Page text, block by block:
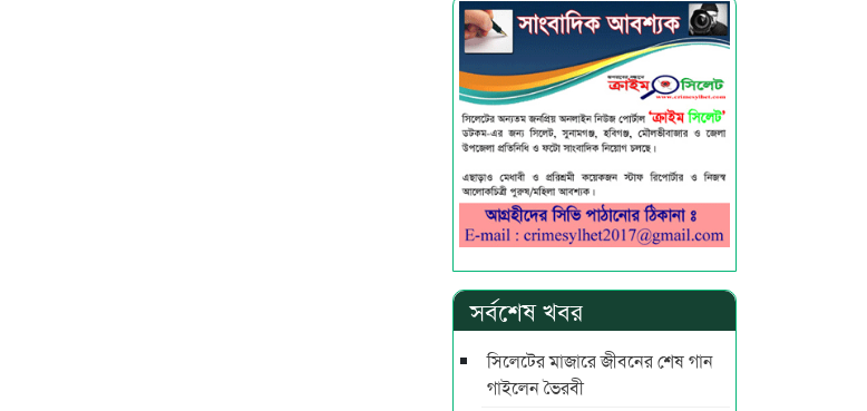
সর্বশেষ খবর
সিলেটের মাজারে জীবনের শেষ গান
গাইলেন ভৈরবী